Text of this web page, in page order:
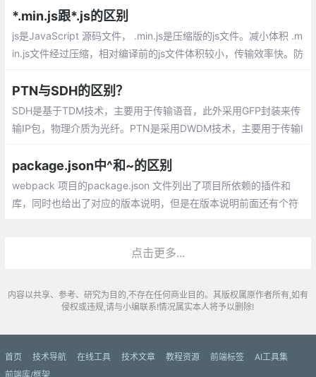
*.min.js跟*.js的区别
js是JavaScript 源码文件， .min.js是压缩版的js文件。减小体积 .m
in.js文件经过压缩，相对编译前的js文件体积较小，传输效率快。防
PTN与SDH的区别？
SDH是基于TDM技术，主要用于传输语音，此外采用GFP封装来传
输IP包，物理介质为光纤。PTN是采用DWDM技术，主要用于传输I
package.json中^和~的区别
webpack 项目的package.json 文件列出了项目所依赖的插件和
库，同时也给出了对应的版本说明，但是在版本说明前面还有个符
点击更多...
内容以共享、参考、研究为目的,不存在任何商业目的。其版权属原作者所有,如有
侵权或违规,请与小编联系!情况属实本人将予以删除!
首页 技术导航 在线工具 技术文章 教程资源 前端标签
AI工具集
前端库/框架